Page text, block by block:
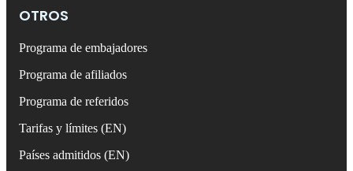
OTROS
Programa de embajadores
Programa de afiliados
Programa de referidos
Tarifas y límites (EN)
Países admitidos (EN)